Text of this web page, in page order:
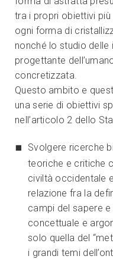
tra i propri obiettivi
ogni forma di
nonché lo studio delle
progettante
concretizzata.
Questo ambito e
una serie di obiettivi
nell’articolo 2 dello
Svolgere ricerche
teoriche e critiche
civiltà occidentale
relazione fra la
campi del sapere
concettuale e
solo quella del
i grandi temi